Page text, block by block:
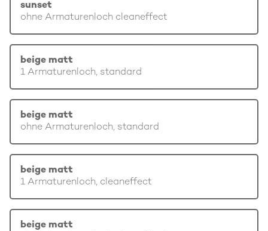
sunset
ohne Armaturenloch cleaneffect
beige matt
1 Armaturenloch, standard
beige matt
ohne Armaturenloch, standard
beige matt
1 Armaturenloch, cleaneffect
beige matt